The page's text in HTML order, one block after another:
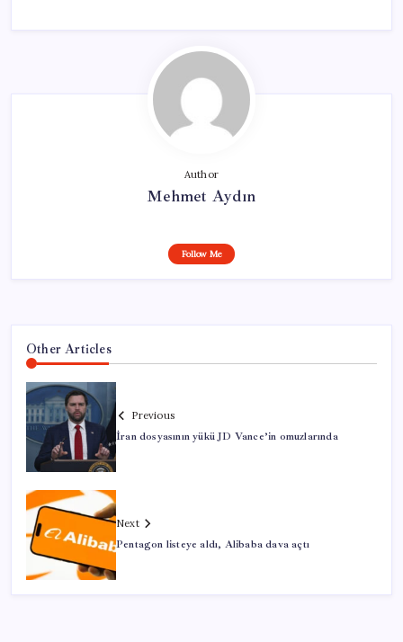
Author
Mehmet Aydın
Follow Me
Other Articles
Previous
İran dosyasının yükü JD Vance’in omuzlarında
Next
Pentagon listeye aldı, Alibaba dava açtı